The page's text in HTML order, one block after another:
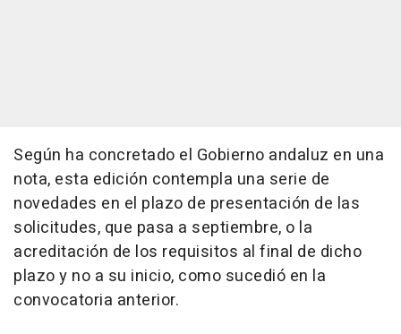
Según ha concretado el Gobierno andaluz en una
nota, esta edición contempla una serie de
novedades en el plazo de presentación de las
solicitudes, que pasa a septiembre, o la
acreditación de los requisitos al final de dicho
plazo y no a su inicio, como sucedió en la
convocatoria anterior.